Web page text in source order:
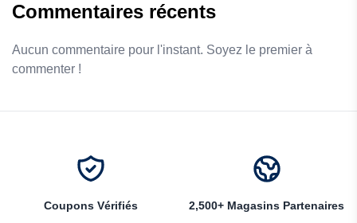
Commentaires récents
Aucun commentaire pour l'instant. Soyez le premier à
commenter !
Coupons Vérifiés 2,500+ Magasins Partenaires